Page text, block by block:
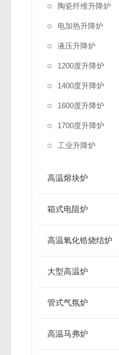
陶瓷纤维升降炉
电加热升降炉
液压升降炉
1200度升降炉
1400度升降炉
1600度升降炉
1700度升降炉
工业升降炉
高温熔块炉
箱式电阻炉
高温氧化锆烧结炉
大型高温炉
管式气氛炉
高温马弗炉